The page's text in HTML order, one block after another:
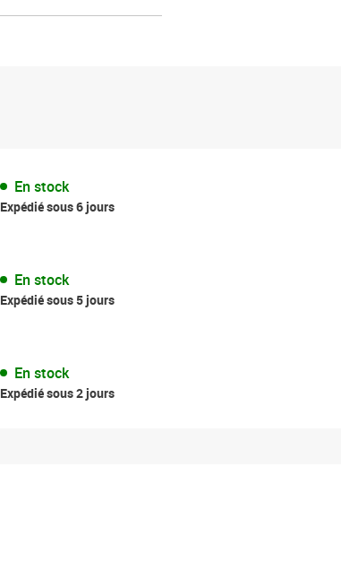
En stock
Expédié sous 6 jours
En stock
Expédié sous 5 jours
En stock
Expédié sous 2 jours